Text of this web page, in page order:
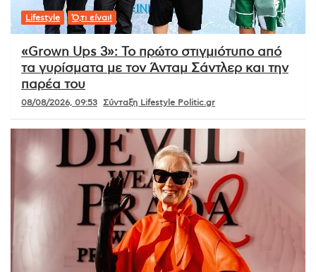
Lifestyle Ό,τι είναι!
«Grown Ups 3»: Το πρώτο στιγμιότυπο από
τα γυρίσματα με τον Άνταμ Σάντλερ και την
παρέα του
08/08/2026, 09:53 Σύνταξη Lifestyle Politic.gr